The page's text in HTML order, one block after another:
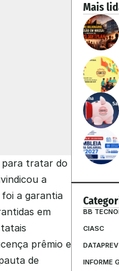
para tratar do
a
a garantia
em
prêmio e
de
Mais
BB
CIASC
DATAPREV
INFORME